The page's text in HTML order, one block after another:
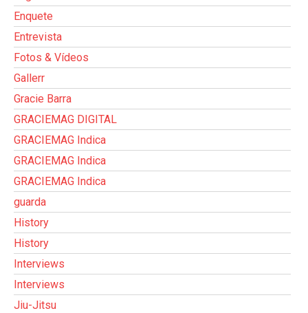
Enquete
Entrevista
Fotos & Vídeos
Gallerr
Gracie Barra
GRACIEMAG DIGITAL
GRACIEMAG Indica
GRACIEMAG Indica
GRACIEMAG Indica
guarda
History
History
Interviews
Interviews
Jiu-Jitsu